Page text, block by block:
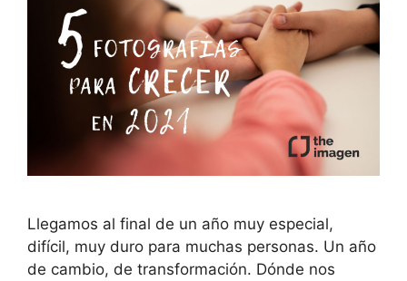
Llegamos al final de un año muy especial,
difícil, muy duro para muchas personas. Un año
de cambio, de transformación. Dónde nos